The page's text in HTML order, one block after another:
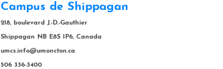
Campus de Shippagan
218, boulevard J.-D.-Gauthier
Shippagan NB E8S 1P6, Canada
umcs.info@umoncton.ca
506 336-3400